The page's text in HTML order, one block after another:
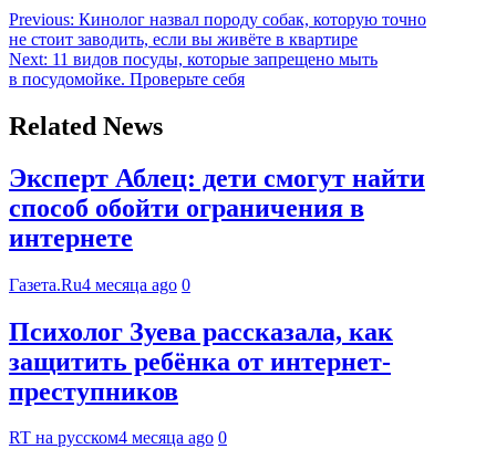
Previous: Кинолог назвал породу собак, которую точно
не стоит заводить, если вы живёте в квартире
Next: 11 видов посуды, которые запрещено мыть
в посудомойке. Проверьте себя
Related News
Эксперт Аблец: дети смогут найти
способ обойти ограничения в
интернете
Газета.Ru4 месяца ago 0
Психолог Зуева рассказала, как
защитить ребёнка от интернет-
преступников
RT на русском4 месяца ago 0